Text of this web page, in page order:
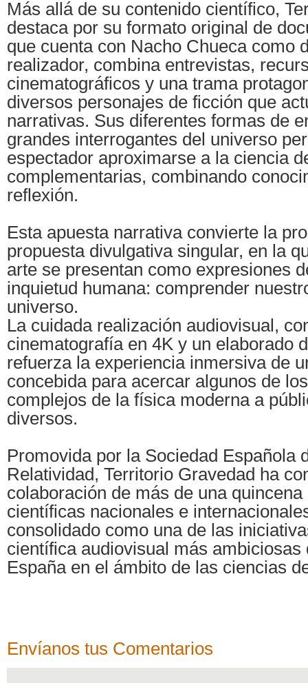
Más allá de su contenido científico,
destaca por su formato original de
que cuenta con Nacho Chueca como
realizador, combina entrevistas,
cinematográficos y una trama
diversos personajes de ficción que
narrativas. Sus diferentes formas de
grandes interrogantes del universo
espectador aproximarse a la ciencia
complementarias, combinando
reflexión.
Esta apuesta narrativa convierte la
propuesta divulgativa singular, en la
arte se presentan como expresiones
inquietud humana: comprender
universo.
La cuidada realización audiovisual,
cinematografía en 4K y un elaborado
refuerza la experiencia inmersiva de
concebida para acercar algunos de
complejos de la física moderna a
diversos.
Promovida por la Sociedad Española
Relatividad, Territorio Gravedad ha
colaboración de más de una
científicas nacionales e
consolidado como una de las
científica audiovisual más ambiciosas
España en el ámbito de las ciencias
Envíanos tus Comentarios